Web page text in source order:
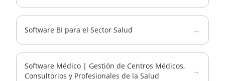
Software BI para el Sector Salud →
Software Médico | Gestión de Centros Médicos,
Consultorios y Profesionales de la Salud
→